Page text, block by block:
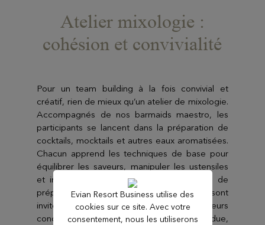
Atelier mixologie :
cohésion et convivialité
Pour un team building à la fois convivial et
créatif, rien de mieux qu’un atelier de mixologie.
Accompagnés de nos barmaids maestro, les
participants se lancent dans la préparation de
cocktails, mocktails et autres eaux aromatisées.
Chacun apprend les techniques de base pour
équilibrer les saveurs, manipuler les ustensiles
et inventer des boissons uniques. En plus de
préparer leurs créations, les collaborateurs sont
invités à partager et à déguster leurs
concoctions dans une ambiance détendue,
Evian Resort Business utilise des
cookies sur ce site. Avec votre
consentement, nous les utiliserons